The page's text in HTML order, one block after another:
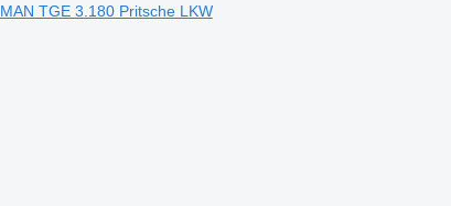
MAN TGE 3.180 Pritsche LKW